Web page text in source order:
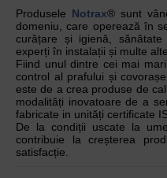
Produsele Notrax® sunt
domeniu, care operează în
curățare și igienă, sănătate
experți în instalații și multe
Fiind unul dintre cei mai
control al prafului și
este de a crea produse de
modalități inovatoare de a
fabricate in unități certificate
De la condiții uscate la
contribuie la creșterea
satisfacție.